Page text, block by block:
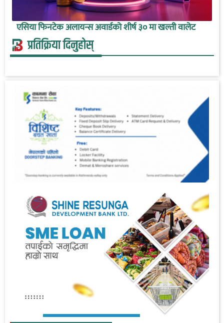
एसिया फिनटेक अलायन्स अवार्डको शीर्ष ३० मा खल्ती वालेट
प्रतिक्रिया दिनुहोस्